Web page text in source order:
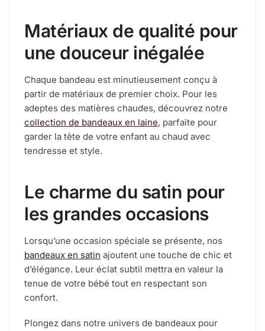
Matériaux de qualité pour
une douceur inégalée
Chaque bandeau est minutieusement conçu à
partir de matériaux de premier choix. Pour les
adeptes des matières chaudes, découvrez notre
collection de bandeaux en laine, parfaite pour
garder la tête de votre enfant au chaud avec
tendresse et style.
Le charme du satin pour
les grandes occasions
Lorsqu’une occasion spéciale se présente, nos
bandeaux en satin ajoutent une touche de chic et
d’élégance. Leur éclat subtil mettra en valeur la
tenue de votre bébé tout en respectant son
confort.
Plongez dans notre univers de bandeaux pour